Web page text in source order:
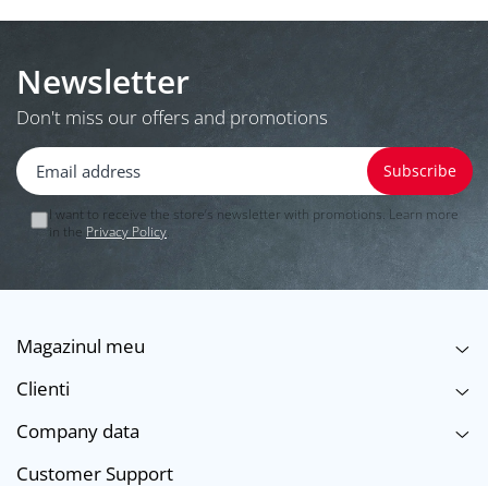
Newsletter
Don't miss our offers and promotions
I want to receive the store’s newsletter with promotions. Learn more
in the Privacy Policy.
Magazinul meu
Clienti
Company data
Customer Support